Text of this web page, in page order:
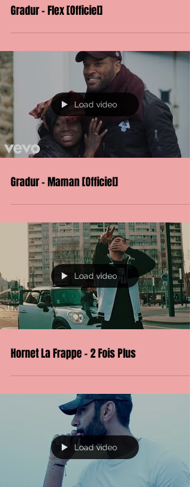
Gradur - Flex [Officiel]
Load video
Gradur - Maman [Officiel]
Load video
Hornet La Frappe - 2 Fois Plus
Load video